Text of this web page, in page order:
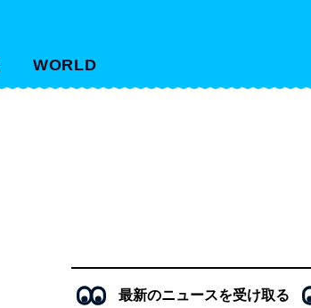
WORLD
最新のニュースを受け取る